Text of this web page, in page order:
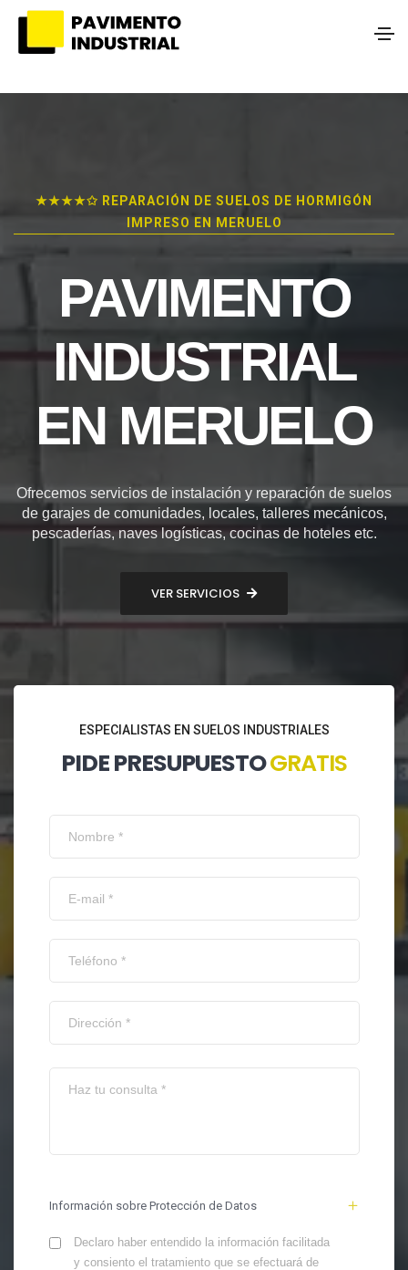
★★★★✩ REPARACIÓN DE SUELOS DE HORMIGÓN
IMPRESO EN MERUELO
PAVIMENTO
INDUSTRIAL
EN MERUELO
Ofrecemos servicios de instalación y reparación de suelos
de garajes de comunidades, locales, talleres mecánicos,
pescaderías, naves logísticas, cocinas de hoteles etc.
VER SERVICIOS
ESPECIALISTAS EN SUELOS INDUSTRIALES
PIDE PRESUPUESTOGRATIS
Información sobre Protección de Datos
Declaro haber entendido la información facilitada
y consiento el tratamiento que se efectuará de